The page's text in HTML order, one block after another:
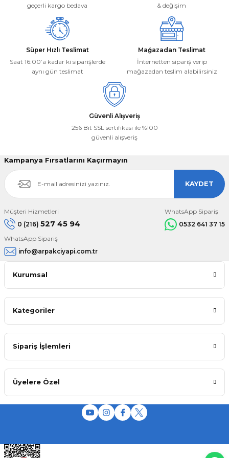
Bu ürüne benzer farklı alternatifler olmalı.
geçerli kargo bedava
& değişim
Süper Hızlı Teslimat
Saat 16:00’a kadar ki siparişlerde
aynı gün teslimat
Mağazadan Teslimat
İnternetten sipariş verip
mağazadan teslim alabilirsiniz
Güvenli Alışveriş
256 Bit SSL sertifikası ile %100
güvenli alışveriş
Kampanya Fırsatlarını Kaçırmayın
KAYDET
Müşteri Hizmetleri
0 (216) 527 45 94
WhatsApp Sipariş
0532 641 37 15
WhatsApp Sipariş
info@arpakciyapi.com.tr
Kurumsal
Kategoriler
Sipariş İşlemleri
Üyelere Özel